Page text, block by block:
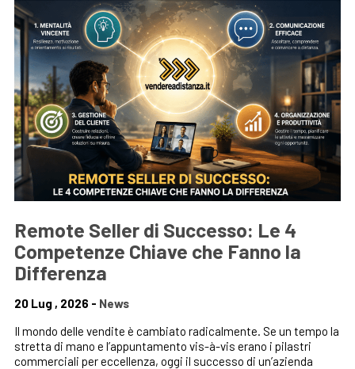
Remote Seller di Successo: Le 4
Competenze Chiave che Fanno la
Differenza
20 Lug , 2026 - News
Il mondo delle vendite è cambiato radicalmente. Se un tempo la
stretta di mano e l’appuntamento vis-à-vis erano i pilastri
commerciali per eccellenza, oggi il successo di un’azienda